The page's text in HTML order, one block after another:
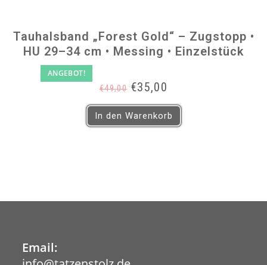
ANGEBOT!
Tauhalsband „Forest Gold“ – Zugstopp •
HU 29–34 cm • Messing • Einzelstück
€49,00 Ursprünglicher
Preis
war:
€49,00
€35,00
ist:
€35,00.
In den Warenkorb
Email: